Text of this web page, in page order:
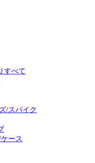
すべて
/スパイク
ース